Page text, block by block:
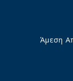
Άμεση